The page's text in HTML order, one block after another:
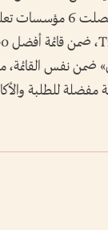
للجامعات
نفس القائمة، ما
مفضلة للطلبة